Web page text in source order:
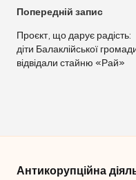
Навігація
по
запису
Попередній запис
Проєкт, що дарує радість:
діти Балаклійської
відвідали стайню «Рай»
Антикорупційна